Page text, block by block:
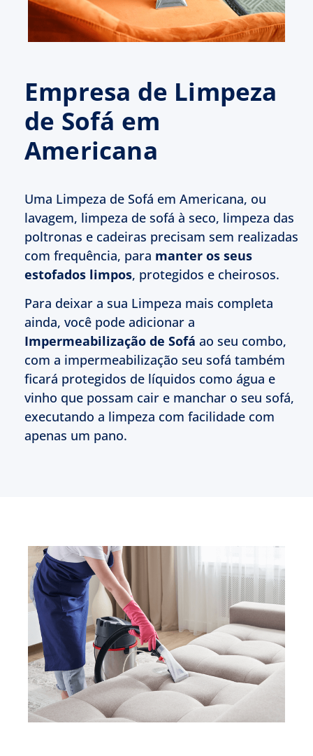
Empresa de Limpeza
de Sofá em
Americana
Uma Limpeza de Sofá em Americana, ou
lavagem, limpeza de sofá à seco, limpeza das
poltronas e cadeiras precisam sem realizadas
com frequência, para manter os seus
estofados limpos, protegidos e cheirosos.
Para deixar a sua Limpeza mais completa
ainda, você pode adicionar a
Impermeabilização de Sofá ao seu combo,
com a impermeabilização seu sofá também
ficará protegidos de líquidos como água e
vinho que possam cair e manchar o seu sofá,
executando a limpeza com facilidade com
apenas um pano.